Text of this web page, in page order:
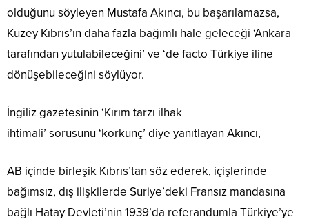
olduğunu söyleyen Mustafa Akıncı, bu başarılamazsa,
Kuzey Kıbrıs’ın daha fazla bağımlı hale geleceği ‘Ankara
tarafından yutulabileceğini’ ve ‘de facto Türkiye iline
dönüşebileceğini söylüyor.
İngiliz gazetesinin ‘Kırım tarzı ilhak
ihtimali’ sorusunu ‘korkunç’ diye yanıtlayan Akıncı,
AB içinde birleşik Kıbrıs’tan söz ederek, içişlerinde
bağımsız, dış ilişkilerde Suriye’deki Fransız mandasına
bağlı Hatay Devleti’nin 1939’da referandumla Türkiye’ye